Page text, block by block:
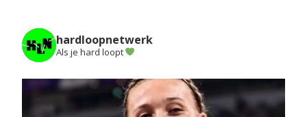
hardloopnetwerk
Als je hard loopt